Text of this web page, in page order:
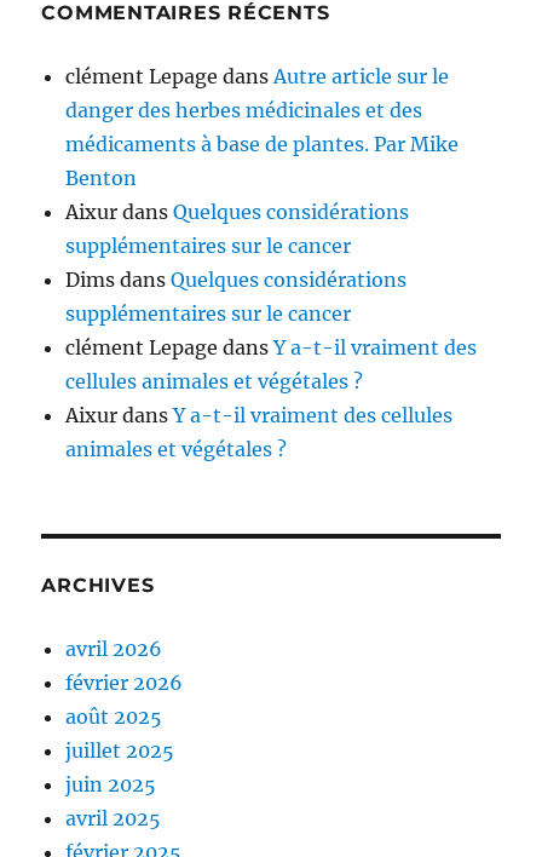
COMMENTAIRES RÉCENTS
clément Lepage dansAutre article sur le
danger des herbes médicinales et des
médicaments à base de plantes. Par Mike
Benton
Aixur dansQuelques considérations
supplémentaires sur le cancer
Dims dansQuelques considérations
supplémentaires sur le cancer
clément Lepage dansY a-t-il vraiment des
cellules animales et végétales ?
Aixur dansY a-t-il vraiment des cellules
animales et végétales ?
ARCHIVES
avril 2026
février 2026
août 2025
juillet 2025
juin 2025
avril 2025